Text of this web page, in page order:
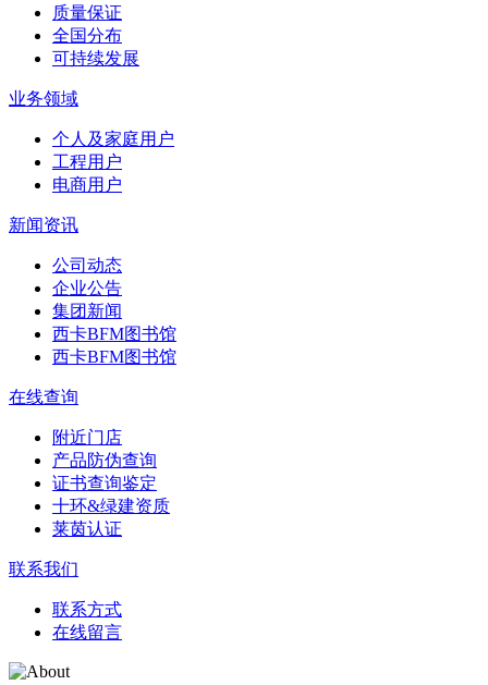
质量保证
全国分布
可持续发展
业务领域
个人及家庭用户
工程用户
电商用户
新闻资讯
公司动态
企业公告
集团新闻
西卡BFM图书馆
西卡BFM图书馆
在线查询
附近门店
产品防伪查询
证书查询鉴定
十环&绿建资质
莱茵认证
联系我们
联系方式
在线留言